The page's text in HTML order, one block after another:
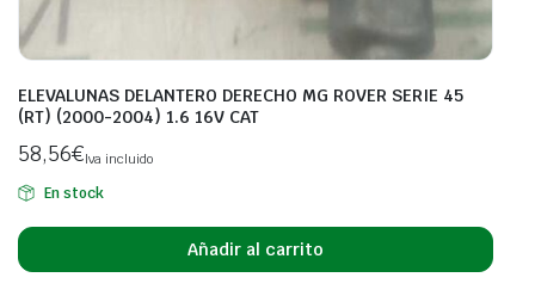
ELEVALUNAS DELANTERO DERECHO MG ROVER SERIE 45
(RT) (2000-2004) 1.6 16V CAT
58,56€Iva incluido
En stock
Añadir al carrito